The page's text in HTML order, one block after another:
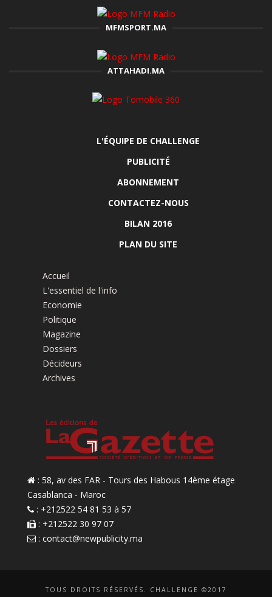
MFMSPORT.MA
ATTAHADI.MA
L'ÉQUIPE DE CHALLENGE
PUBLICITÉ
ABONNEMENT
CONTACTEZ-NOUS
BILAN 2016
PLAN DU SITE
Accueil
L'essentiel de l'info
Economie
Politique
Magazine
Dossiers
Décideurs
Archives
: 58, av des FAR - Tours des Habous 14ème étage
Casablanca - Maroc
: +212522 54 81 53 à 57
: +212522 30 97 07
: contact@newpublicity.ma
TOUS DROITS RÉSERVÉS. CHALLENGE ©2017